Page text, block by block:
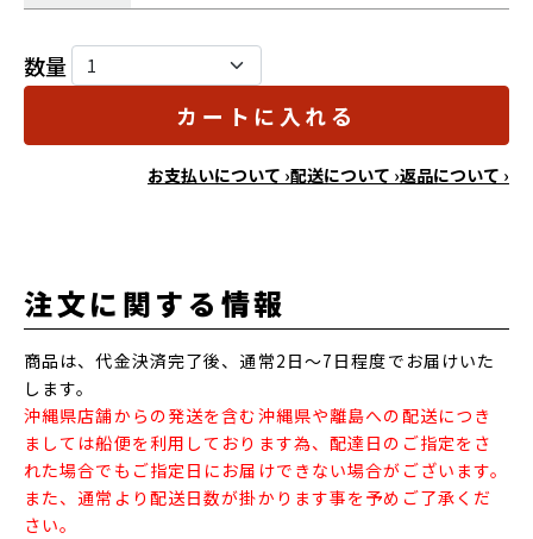
数量
カートに入れる
お支払いについて ›配送について ›返品について ›
注文に関する情報
商品は、代金決済完了後、通常2日～7日程度でお届けいた
します。
沖縄県店舗からの発送を含む沖縄県や離島への配送につき
ましては船便を利用しております為、配達日のご指定をさ
れた場合でもご指定日にお届けできない場合がございます。
また、通常より配送日数が掛かります事を予めご了承くだ
さい。